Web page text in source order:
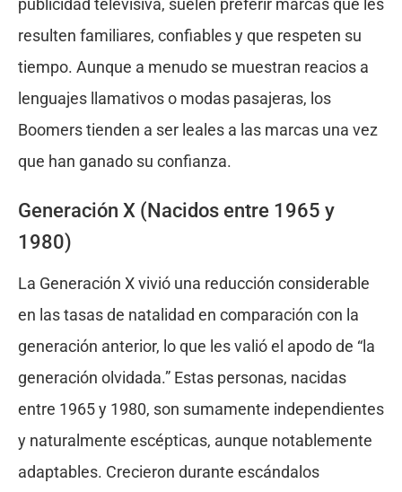
publicidad televisiva, suelen preferir marcas que les
resulten familiares, confiables y que respeten su
tiempo. Aunque a menudo se muestran reacios a
lenguajes llamativos o modas pasajeras, los
Boomers tienden a ser leales a las marcas una vez
que han ganado su confianza.
Generación X (Nacidos entre 1965 y
1980)
La Generación X vivió una reducción considerable
en las tasas de natalidad en comparación con la
generación anterior, lo que les valió el apodo de “la
generación olvidada.” Estas personas, nacidas
entre 1965 y 1980, son sumamente independientes
y naturalmente escépticas, aunque notablemente
adaptables. Crecieron durante escándalos